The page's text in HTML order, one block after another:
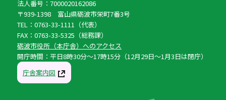
法人番号：7000020162086
〒939-1398 富山県砺波市栄町7番3号
TEL：0763-33-1111（代表）
FAX：0763-33-5325（総務課）
砺波市役所（本庁舎）へのアクセス
開庁時間：平日8時30分〜17時15分（12月29日〜1月3日は閉庁）
庁舎案内図